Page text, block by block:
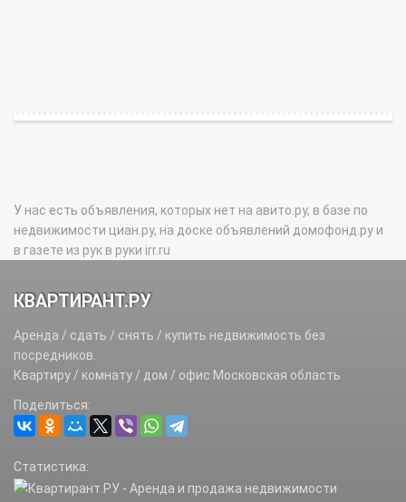
У нас есть объявления, которых нет на авито.ру, в базе по
недвижимости циан.ру, на доске объявлений домофонд.ру и
в газете из рук в руки irr.ru
КВАРТИРАНТ.РУ
Аренда / сдать / снять / купить недвижимость без
посредников.
Квартиру / комнату / дом / офис Московская область
Поделиться:
Статистика: